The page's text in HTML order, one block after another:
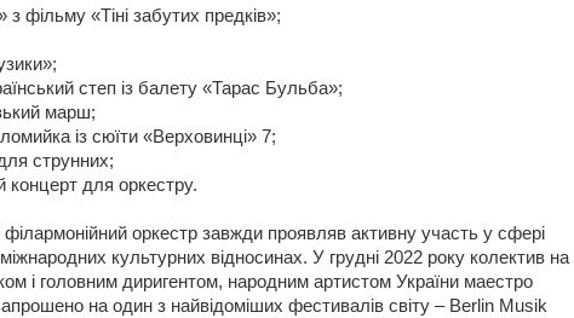
фільму «Тіні забутих предків»;
степ із балету «Тарас Бульба»;
марш;
із сюїти «Верховинці» 7;
струнних;
для оркестру.
оркестр завжди проявляв активну участь у сфері
міжнародних культурних відносинах. У грудні 2022 року колектив на
і головним диригентом, народним артистом України маестро
на один з найвідоміших фестивалів світу – Berlin Musik